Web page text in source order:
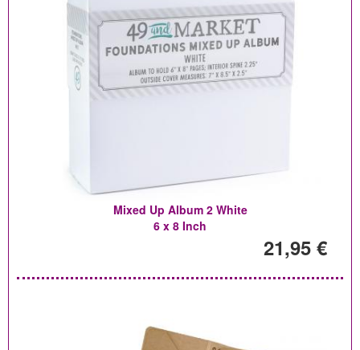
Mixed Up Album 2 White
6 x 8 Inch
21,95 €